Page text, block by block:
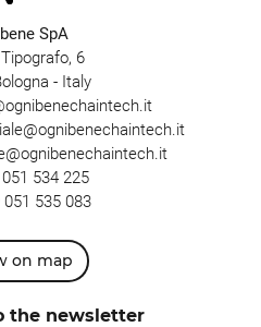
SpA
6
- Italy
534 225
051 535 083
on map
the newsletter